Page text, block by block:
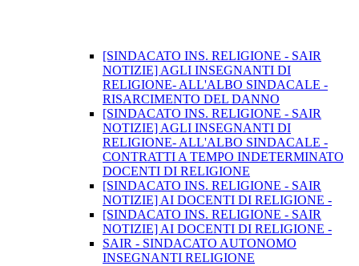
[SINDACATO INS. RELIGIONE - SAIR
NOTIZIE] AGLI INSEGNANTI DI
RELIGIONE- ALL'ALBO SINDACALE -
RISARCIMENTO DEL DANNO
[SINDACATO INS. RELIGIONE - SAIR
NOTIZIE] AGLI INSEGNANTI DI
RELIGIONE- ALL'ALBO SINDACALE -
CONTRATTI A TEMPO INDETERMINATO
DOCENTI DI RELIGIONE
[SINDACATO INS. RELIGIONE - SAIR
NOTIZIE] AI DOCENTI DI RELIGIONE -
[SINDACATO INS. RELIGIONE - SAIR
NOTIZIE] AI DOCENTI DI RELIGIONE -
SAIR - SINDACATO AUTONOMO
INSEGNANTI RELIGIONE